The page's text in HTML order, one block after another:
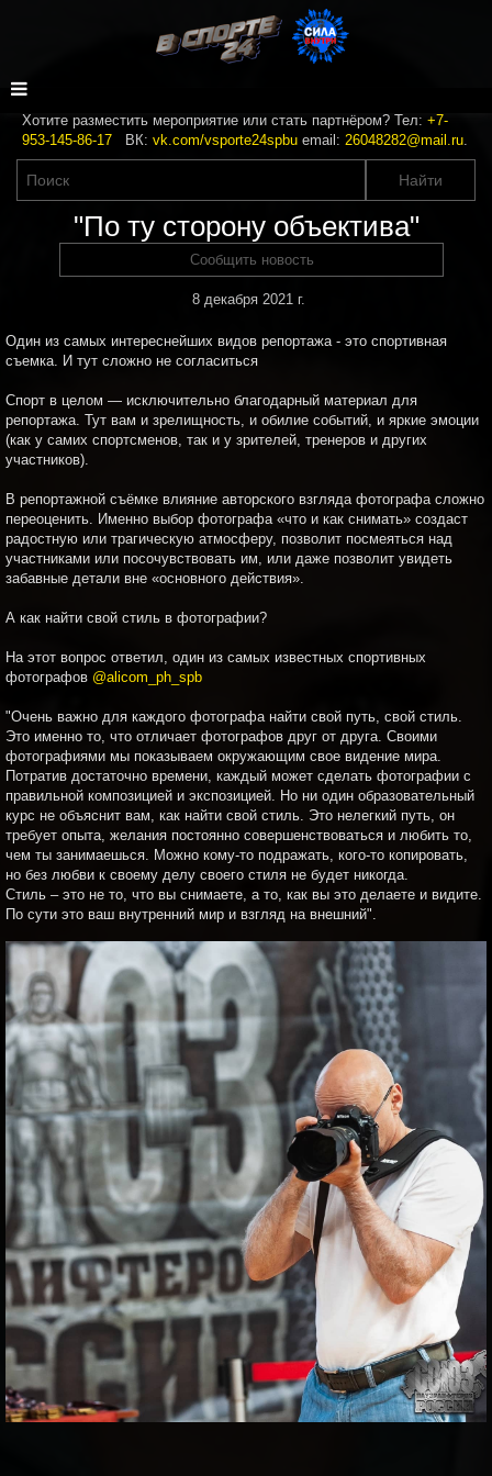
Хотите разместить мероприятие или стать партнёром? Тел: +7-
953-145-86-17 ВК: vk.com/vsporte24spbu email: 26048282@mail.ru.
"По ту сторону объектива"
Сообщить новость
8 декабря 2021 г.
Один из самых интереснейших видов репортажа - это спортивная
съемка. И тут сложно не согласиться
Спорт в целом — исключительно благодарный материал для
репортажа. Тут вам и зрелищность, и обилие событий, и яркие эмоции
(как у самих спортсменов, так и у зрителей, тренеров и других
участников).
В репортажной съёмке влияние авторского взгляда фотографа сложно
переоценить. Именно выбор фотографа «что и как снимать» создаст
радостную или трагическую атмосферу, позволит посмеяться над
участниками или посочувствовать им, или даже позволит увидеть
забавные детали вне «основного действия».
А как найти свой стиль в фотографии?
На этот вопрос ответил, один из самых известных спортивных
фотографов @alicom_ph_spb
"Очень важно для каждого фотографа найти свой путь, свой стиль.
Это именно то, что отличает фотографов друг от друга. Своими
фотографиями мы показываем окружающим свое видение мира.
Потратив достаточно времени, каждый может сделать фотографии с
правильной композицией и экспозицией. Но ни один образовательный
курс не объяснит вам, как найти свой стиль. Это нелегкий путь, он
требует опыта, желания постоянно совершенствоваться и любить то,
чем ты занимаешься. Можно кому-то подражать, кого-то копировать,
но без любви к своему делу своего стиля не будет никогда.
Стиль – это не то, что вы снимаете, а то, как вы это делаете и видите.
По сути это ваш внутренний мир и взгляд на внешний".